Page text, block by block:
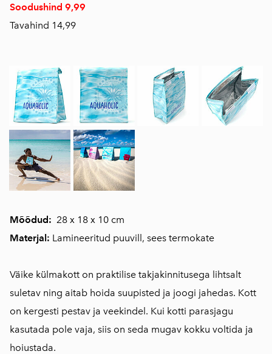
Mõõdud: 28 x 18 x 10 cm
Materjal: Lamineeritud puuvill, sees termokate
Väike külmakott on praktilise takjakinnitusega lihtsalt
suletav ning aitab hoida suupisted ja joogi jahedas. Kott
on kergesti pestav ja veekindel. Kui kotti parasjagu
kasutada pole vaja, siis on seda mugav kokku voltida ja
hoiustada.
Soodushind 9,99
Tavahind 14,99